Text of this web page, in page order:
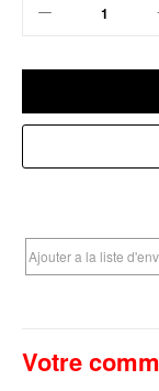
Ajouter a la liste
Votre